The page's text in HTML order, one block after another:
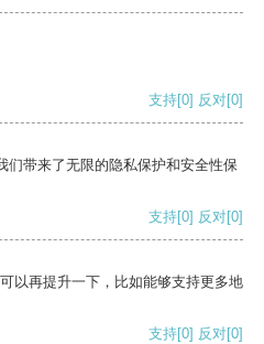
支持[0] 反对[0]
们带来了无限的隐私保护和安全性保
支持[0] 反对[0]
以再提升一下，比如能够支持更多地
支持[0] 反对[0]